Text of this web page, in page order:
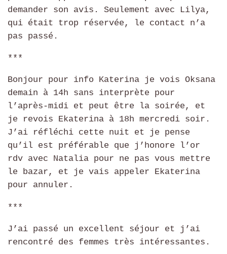
demander son avis. Seulement avec Lilya,
qui était trop réservée, le contact n’a
pas passé.
***
Bonjour pour info Katerina je vois Oksana
demain à 14h sans interprète pour
l’après-midi et peut être la soirée, et
je revois Ekaterina à 18h mercredi soir.
J’ai réfléchi cette nuit et je pense
qu’il est préférable que j’honore l’or
rdv avec Natalia pour ne pas vous mettre
le bazar, et je vais appeler Ekaterina
pour annuler.
***
J’ai passé un excellent séjour et j’ai
rencontré des femmes très intéressantes.